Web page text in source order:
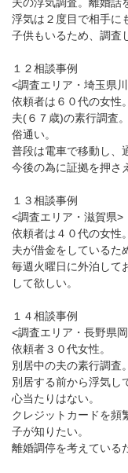
浮気は２度目で相手に
子供もいるため、調査
１２相談事例
<調査エリア・埼玉県
依頼者は６０代の女性。
夫(６７歳)の素行調査
俗通い。
普段は電車で移動し、
今後の為に証拠を押さ
１３相談事例
<調査エリア・滋賀県>
依頼者は４０代の女性。
夫が借金をしているた
毎週火曜日に外泊して
して欲しい。
１４相談事例
<調査エリア・長野県
依頼者３０代女性。
別居中の夫の素行調査。
別居する前から浮気し
心当たりはない。
クレジットカードを頻
子が知りたい。
離婚調停を考えている